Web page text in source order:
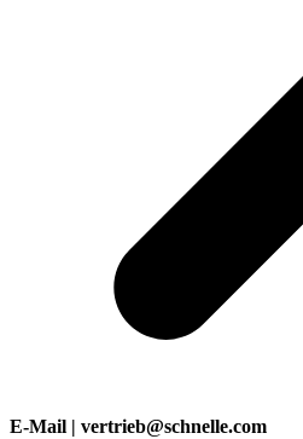
E-Mail | vertrieb@schnelle.com